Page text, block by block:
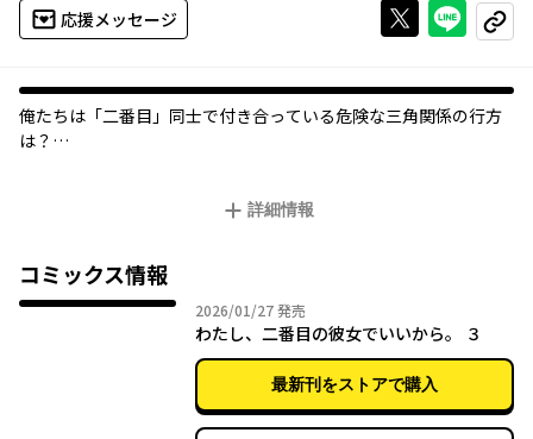
応援メッセージ Xで投稿する
ライン
コピー
俺たちは「二番目」同士で付き合っている――危険な三角関係の行方
は？
付き合っている。
それでも、確かに俺と早坂さんは恋人だ。一緒に帰って、こっ
そり逢って、人には言えないことをする。
だけど二番目はやっぱり二番目だから、もし一番好きな人と両
想いになれたときは、この関係は解消する。そんな約束をしてい
詳細情報
コミックス情報
2026/01/272026年01月27日
発売
わたし、二番目の彼女でいいから。 ３
最新刊をストアで購入